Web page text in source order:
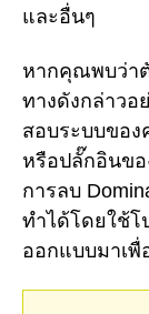
และอื่นๆ
หากคุณพบว่า
ทางดังกล่าวอ
สอบระบบขอ
หรือปลั๊กอินขอ
การลบ
ทำได้โดยใช้โ
ออกแบบมาเ